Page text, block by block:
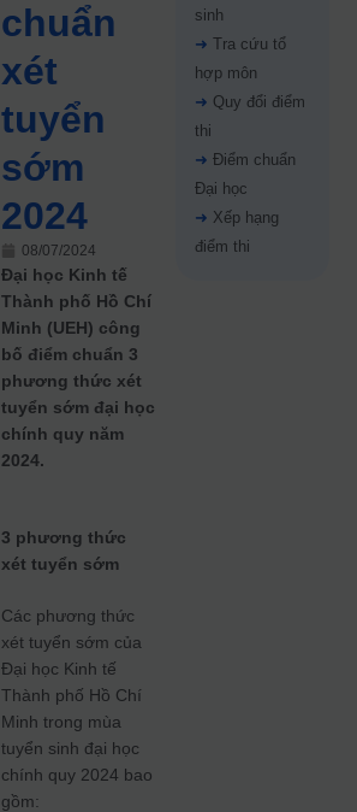
chuẩn
xét
tuyển
sớm
2024
08/07/2024
Đại học Kinh tế
Thành phố Hồ Chí
Minh (UEH) công
bố điểm chuẩn 3
phương thức xét
tuyển sớm đại học
chính quy năm
2024.
3 phương thức
xét tuyển sớm
Các phương thức
xét tuyển sớm của
Đại học Kinh tế
Thành phố Hồ Chí
Minh trong mùa
tuyển sinh đại học
chính quy 2024 bao
gồm:
sinh
➜ Tra cứu tổ
hợp môn
➜ Quy đổi điểm
thi
➜ Điểm chuẩn
Đại học
➜ Xếp hạng
điểm thi